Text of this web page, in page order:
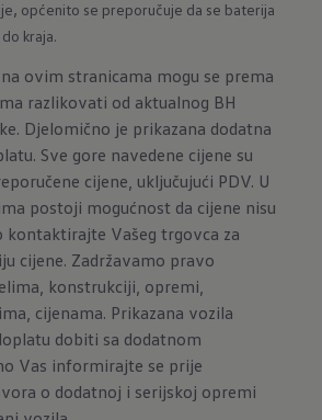
općenito se preporučuje da se baterija
kraja.
ovim stranicama mogu se prema
razlikovati od aktualnog BH
Djelomično je prikazana dodatna
Sve gore navedene cijene su
cijene, uključujući PDV. U
postoji mogućnost da cijene nisu
kontaktirajte Vašeg trgovca za
cijene. Zadržavamo pravo
konstrukciji, opremi,
cijenama. Prikazana vozila
dobiti sa dodatnom
Vas informirajte se prije
o dodatnoj i serijskoj opremi